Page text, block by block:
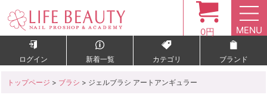
0円 MENU
ログイン 新着一覧 カテゴリ ブランド
トップページ > ブラシ > ジェルブラシ アートアンギュラー